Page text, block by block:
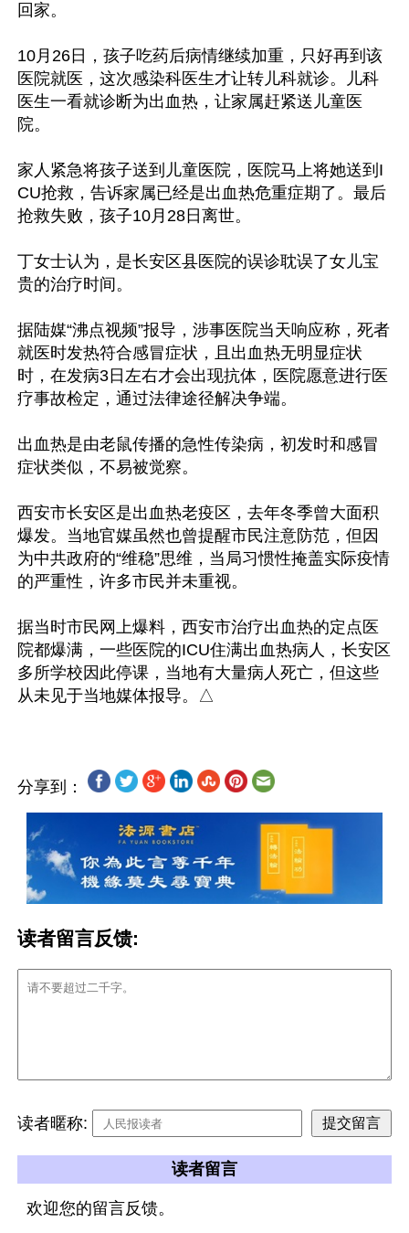
回家。
10月26日，孩子吃药后病情继续加重，只好再到该
医院就医，这次感染科医生才让转儿科就诊。儿科
医生一看就诊断为出血热，让家属赶紧送儿童医
院。
家人紧急将孩子送到儿童医院，医院马上将她送到I
CU抢救，告诉家属已经是出血热危重症期了。最后
抢救失败，孩子10月28日离世。
丁女士认为，是长安区县医院的误诊耽误了女儿宝
贵的治疗时间。
据陆媒“沸点视频”报导，涉事医院当天响应称，死者
就医时发热符合感冒症状，且出血热无明显症状
时，在发病3日左右才会出现抗体，医院愿意进行医
疗事故检定，通过法律途径解决争端。
出血热是由老鼠传播的急性传染病，初发时和感冒
症状类似，不易被觉察。
西安市长安区是出血热老疫区，去年冬季曾大面积
爆发。当地官媒虽然也曾提醒市民注意防范，但因
为中共政府的“维稳”思维，当局习惯性掩盖实际疫情
的严重性，许多市民并未重视。
据当时市民网上爆料，西安市治疗出血热的定点医
院都爆满，一些医院的ICU住满出血热病人，长安区
多所学校因此停课，当地有大量病人死亡，但这些
分享到：
读者留言反馈:
读者暱称:
读者留言
欢迎您的留言反馈。